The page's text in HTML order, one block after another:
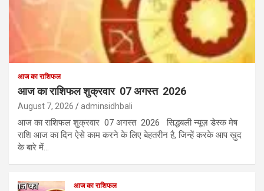
आज का राशिफल
आज का राशिफल शुक्रवार 07 अगस्त 2026
August 7, 2026 adminsidhbali
आज का राशिफल शुक्रवार 07 अगस्त 2026 सिद्धबली न्यूज़ डेस्क मेष
राशि आज का दिन ऐसे काम करने के लिए बेहतरीन है, जिन्हें करके आप ख़ुद
के बारे में…
आज का राशिफल